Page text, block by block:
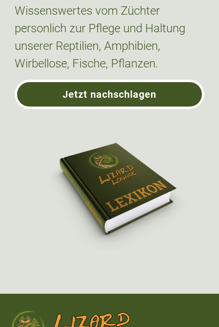
Wissenswertes vom Züchter
personlich zur Pflege und Haltung
unserer Reptilien, Amphibien,
Wirbellose, Fische, Pflanzen.
Jetzt nachschlagen